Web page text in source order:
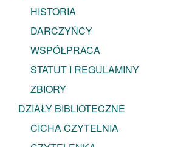
HISTORIA
DARCZYŃCY
WSPÓŁPRACA
STATUT I REGULAMINY
ZBIORY
DZIAŁY BIBLIOTECZNE
CICHA CZYTELNIA